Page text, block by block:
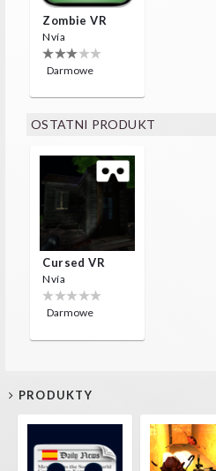
Zombie VR
Nvía
Darmowe
OSTATNI PRODUKT
Cursed VR
Nvía
Darmowe
PRODUKTY